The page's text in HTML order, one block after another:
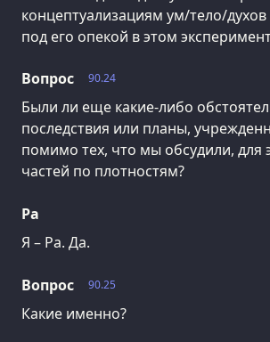
концептуализациям ум/тело/духов
под его опекой в этом
90.24
Вопрос
Были ли еще какие-либо
последствия или планы,
помимо тех, что мы обсудили, для
частей по плотностям?
Ра
Я – Ра. Да.
90.25
Вопрос
Какие именно?